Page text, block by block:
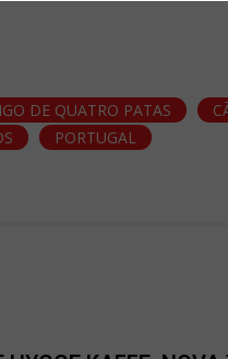
DE QUATRO PATAS
PORTUGAL